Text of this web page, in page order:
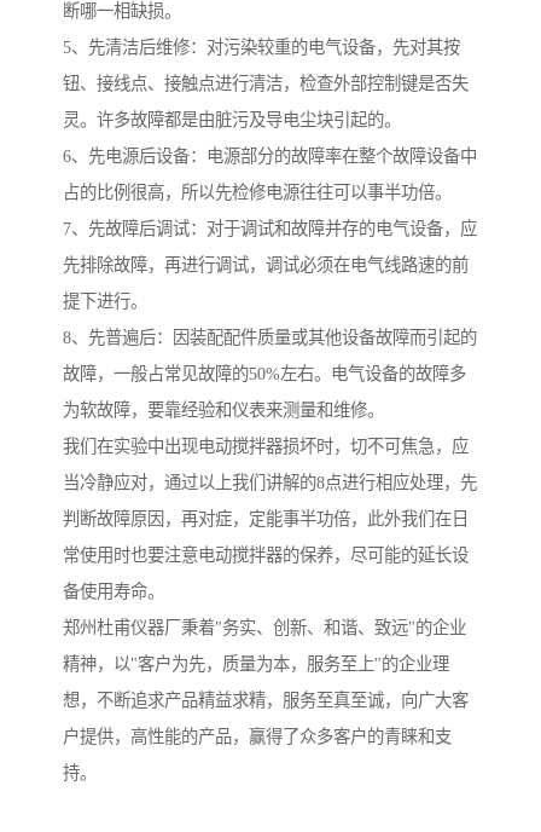
断哪一相缺损。
5、先清洁后维修：对污染较重的电气设备，先对其按
钮、接线点、接触点进行清洁，检查外部控制键是否失
灵。许多故障都是由脏污及导电尘块引起的。
6、先电源后设备：电源部分的故障率在整个故障设备中
占的比例很高，所以先检修电源往往可以事半功倍。
7、先故障后调试：对于调试和故障并存的电气设备，应
先排除故障，再进行调试，调试必须在电气线路速的前
提下进行。
8、先普遍后：因装配配件质量或其他设备故障而引起的
故障，一般占常见故障的50%左右。电气设备的故障多
为软故障，要靠经验和仪表来测量和维修。
我们在实验中出现电动搅拌器损坏时，切不可焦急，应
当冷静应对，通过以上我们讲解的8点进行相应处理，先
判断故障原因，再对症，定能事半功倍，此外我们在日
常使用时也要注意电动搅拌器的保养，尽可能的延长设
备使用寿命。
郑州杜甫仪器厂秉着"务实、创新、和谐、致远"的企业
精神，以"客户为先，质量为本，服务至上"的企业理
想，不断追求产品精益求精，服务至真至诚，向广大客
户提供，高性能的产品，赢得了众多客户的青睐和支
持。